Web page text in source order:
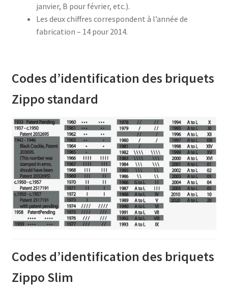
janvier, B pour février, etc.).
Les deux chiffres correspondent à l’année de
fabrication – 14 pour 2014.
Codes d’identification des briquets
Zippo standard
Codes d’identification des briquets
Zippo Slim